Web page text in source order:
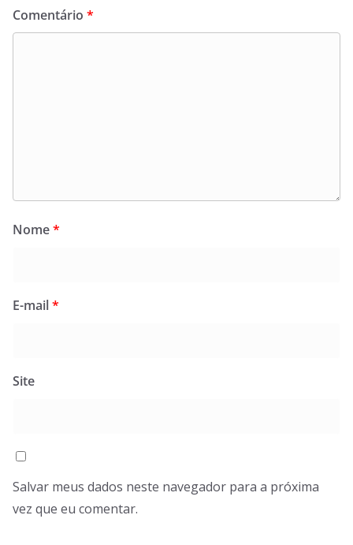
Comentário *
Nome*
E-mail*
Site
Salvar meus dados neste navegador para a próxima
vez que eu comentar.